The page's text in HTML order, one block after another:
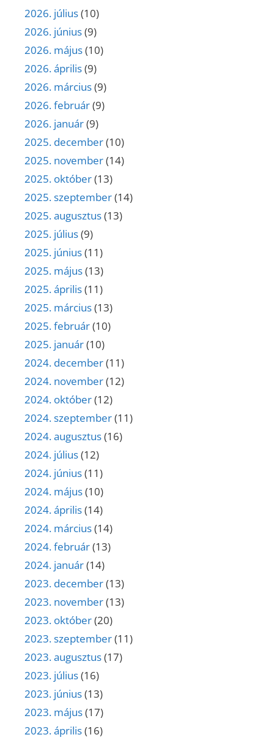
2026. július(10)
2026. június(9)
2026. május(10)
2026. április(9)
2026. március(9)
2026. február(9)
2026. január(9)
2025. december(10)
2025. november(14)
2025. október(13)
2025. szeptember(14)
2025. augusztus(13)
2025. július(9)
2025. június(11)
2025. május(13)
2025. április(11)
2025. március(13)
2025. február(10)
2025. január(10)
2024. december(11)
2024. november(12)
2024. október(12)
2024. szeptember(11)
2024. augusztus(16)
2024. július(12)
2024. június(11)
2024. május(10)
2024. április(14)
2024. március(14)
2024. február(13)
2024. január(14)
2023. december(13)
2023. november(13)
2023. október(20)
2023. szeptember(11)
2023. augusztus(17)
2023. július(16)
2023. június(13)
2023. május(17)
2023. április(16)